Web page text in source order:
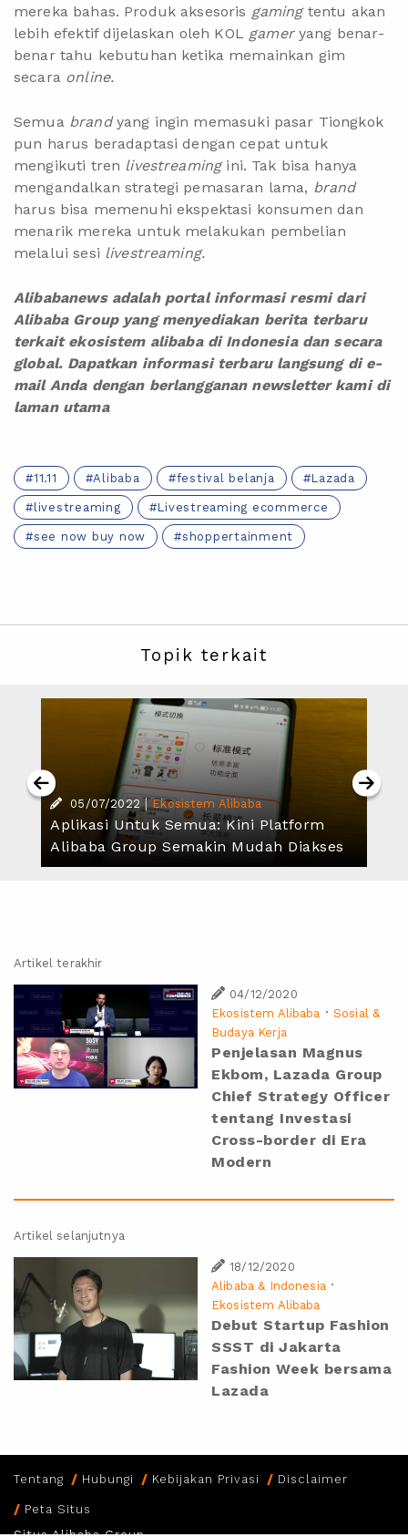
mereka bahas. Produk aksesoris gaming tentu akan
lebih efektif dijelaskan oleh KOL gameryang benar-
benar tahu kebutuhan ketika memainkan gim
secara online.
Semua brandyang ingin memasuki pasar Tiongkok
pun harus beradaptasi dengan cepat untuk
mengikuti tren livestreaming ini. Tak bisa hanya
mengandalkan strategi pemasaran lama, brand
harus bisa memenuhi ekspektasi konsumen dan
menarik mereka untuk melakukan pembelian
melalui sesi livestreaming.
Alibabanews adalah portal informasi resmi dari
Alibaba Group yang menyediakan berita terbaru
terkait ekosistem alibaba di Indonesia dan secara
global. Dapatkan informasi terbaru langsung di e-
mail Anda dengan berlangganan newsletter kami di
laman utama
11.11 Alibaba festival belanja Lazada
livestreaming Livestreaming ecommerce
see now buy now shoppertainment
Topik terkait
05/07/2022 | Ekosistem Alibaba
Aplikasi Untuk Semua: Kini Platform
Alibaba Group Semakin Mudah Diakses
Artikel terakhir
04/12/2020
Ekosistem Alibaba ·Sosial &
Budaya Kerja
Penjelasan Magnus
Ekbom, Lazada Group
Chief Strategy Officer
tentang Investasi
Cross-border di Era
Modern
Artikel selanjutnya
18/12/2020
Alibaba & Indonesia·
Ekosistem Alibaba
Debut Startup Fashion
SSST di Jakarta
Fashion Week bersama
Lazada
Tentang Hubungi Kebijakan Privasi Disclaimer
Peta Situs